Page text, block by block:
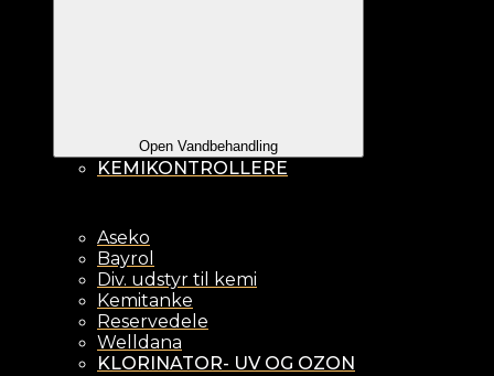
Open Vandbehandling
KEMIKONTROLLERE
Aseko
Bayrol
Div. udstyr til kemi
Kemitanke
Reservedele
Welldana
KLORINATOR- UV OG OZON